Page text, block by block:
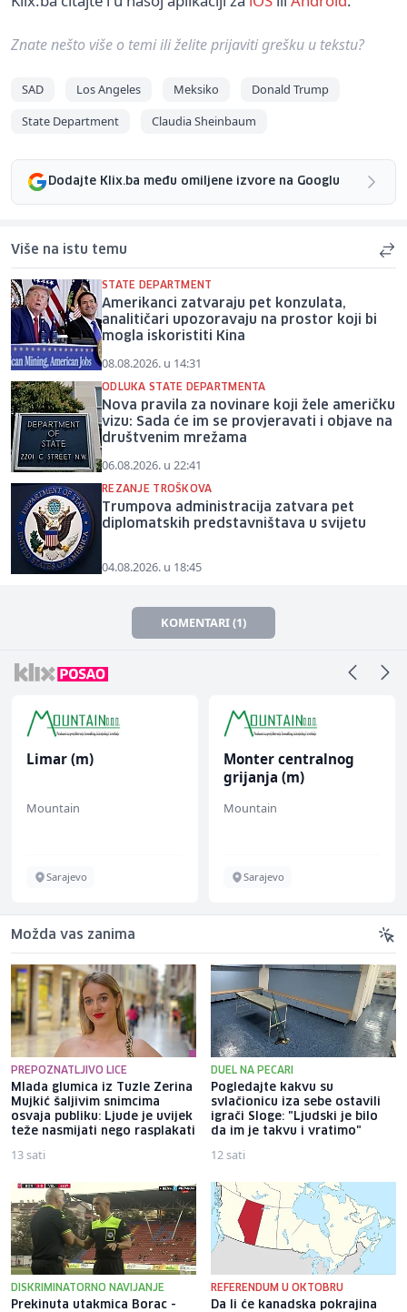
Znate nešto više o temi ili želite prijaviti grešku u tekstu?
SAD Los Angeles Meksiko
Donald Trump
State Department
Claudia Sheinbaum
Dodajte Klix.ba među omiljene izvore na Googlu
Više na istu temu
STATE DEPARTMENT
Amerikanci zatvaraju pet konzulata,
analitičari upozoravaju na prostor koji bi
mogla iskoristiti Kina
08.08.2026. u 14:31
ODLUKA STATE DEPARTMENTA
Nova pravila za novinare koji žele američku
vizu: Sada će im se provjeravati i objave na
društvenim mrežama
06.08.2026. u 22:41
REZANJE TROŠKOVA
Trumpova administracija zatvara pet
diplomatskih predstavništava u svijetu
04.08.2026. u 18:45
KOMENTARI (1)
Limar (m)
Mountain
Sarajevo
Monter centralnog
grijanja (m)
Mountain
Sarajevo
Možda vas zanima
PREPOZNATLJIVO LICE
Mlada glumica iz Tuzle Zerina
Mujkić šaljivim snimcima
osvaja publiku: Ljude je uvijek
teže nasmijati nego rasplakati
13 sati
DUEL NA PECARI
Pogledajte kakvu su
svlačionicu iza sebe ostavili
igrači Sloge: "Ljudski je bilo
da im je takvu i vratimo"
12 sati
DISKRIMINATORNO NAVIJANJE
Prekinuta utakmica Borac -
REFERENDUM U OKTOBRU
Da li će kanadska pokrajina